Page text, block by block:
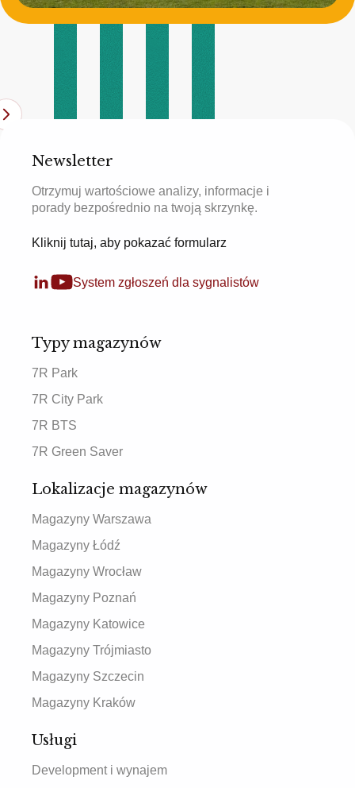
Newsletter
Otrzymuj wartościowe analizy, informacje i
porady bezpośrednio na twoją skrzynkę.
Kliknij tutaj, aby pokazać formularz
System zgłoszeń dla sygnalistów
Typy magazynów
7R Park
7R City Park
7R BTS
7R Green Saver
Lokalizacje magazynów
Magazyny Warszawa
Magazyny Łódź
Magazyny Wrocław
Magazyny Poznań
Magazyny Katowice
Magazyny Trójmiasto
Magazyny Szczecin
Magazyny Kraków
Usługi
Development i wynajem